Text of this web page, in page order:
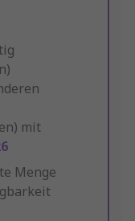
mit
Menge